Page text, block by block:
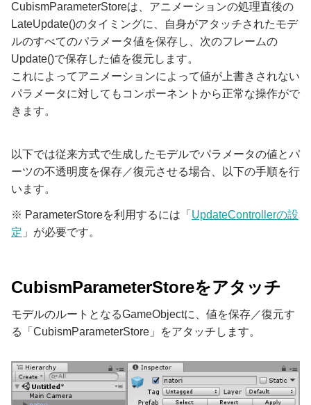
CubismParameterStoreは、アニメーションの処理直後の
LateUpdate()のタイミングに、自身がアタッチされたモデ
ルのすべてのパラメータ値を保存し、次のフレームの
Update()で保存した値を復元します。
これによってアニメーションによって値が上書きされない
パラメータに対してもコンポーネントから正常な操作がで
きます。
以下では従来方式で生成したモデルでパラメータの値とパ
ーツの不透明度を保存／復元させる場合、以下の手順を行
います。
※ ParameterStoreを利用するには「 UpdateControllerの設
定 」が必要です。
CubismParameterStoreをアタッチ
モデルのルートとなるGameObjectに、値を保存／復元す
る「CubismParameterStore」をアタッチします。